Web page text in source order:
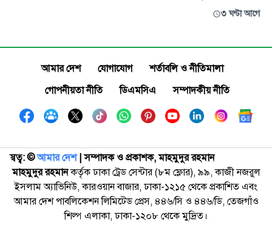
৩ ঘণ্টা আগে
আমার দেশ যোগাযোগ
শর্তাবলি ও নীতিমালা
গোপনীয়তা নীতি
ডিএমসিএ সম্পাদকীয় নীতি
স্বত্ব: ©️আমার দেশ| সম্পাদক ও প্রকাশক, মাহমুদুর রহমান
মাহমুদুর রহমানকর্তৃক ঢাকা ট্রেড সেন্টার (৮ম ফ্লোর), ৯৯, কাজী নজরুল
ইসলাম অ্যাভিনিউ, কারওয়ান বাজার, ঢাকা-১২১৫ থেকে প্রকাশিত এবং
আমার দেশ পাবলিকেশন লিমিটেড প্রেস, ৪৪৬/সি ও ৪৪৬/ডি, তেজগাঁও
শিল্প এলাকা, ঢাকা-১২০৮ থেকে মুদ্রিত।